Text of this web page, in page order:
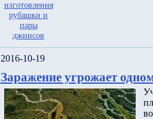
2016-10-19
Заражение угрожает